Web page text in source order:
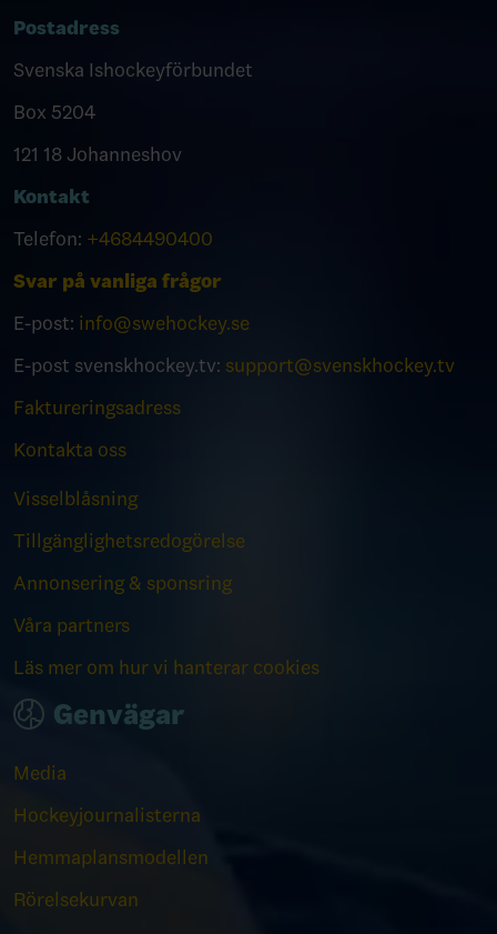
Postadress
Svenska Ishockeyförbundet
Box 5204
121 18 Johanneshov
Kontakt
Telefon: +4684490400
Svar på vanliga frågor
E-post: info@swehockey.se
E-post svenskhockey.tv: support@svenskhockey.tv
Faktureringsadress
Kontakta oss
Visselblåsning
Tillgänglighetsredogörelse
Annonsering & sponsring
Våra partners
Läs mer om hur vi hanterar cookies
Genvägar
Media
Hockeyjournalisterna
Hemmaplansmodellen
Rörelsekurvan